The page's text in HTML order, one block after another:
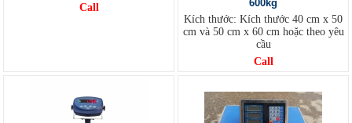
Call
600kg
Kích thước: Kích thước 40 cm x 50
cm và 50 cm x 60 cm hoặc theo yêu
cầu
Call